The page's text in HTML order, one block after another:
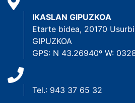
IKASLAN GIPUZKOA
Etarte bidea, 20170
GIPUZKOA
GPS: N 43.26940º W:
Tel.: 943 37 65 32